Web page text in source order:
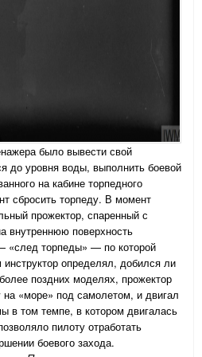
было вывести свой
до уровня воды, выполнить боевой
на кабине торпедного
сбросить торпеду. В момент
прожектор, спаренный с
внутреннюю поверхность
«след торпеды» — по которой
определял, добился ли
поздних моделях, прожектор
на «море» под самолетом, и двигал
в том темпе, в котором двигалась
пилоту отработать
боевого захода.